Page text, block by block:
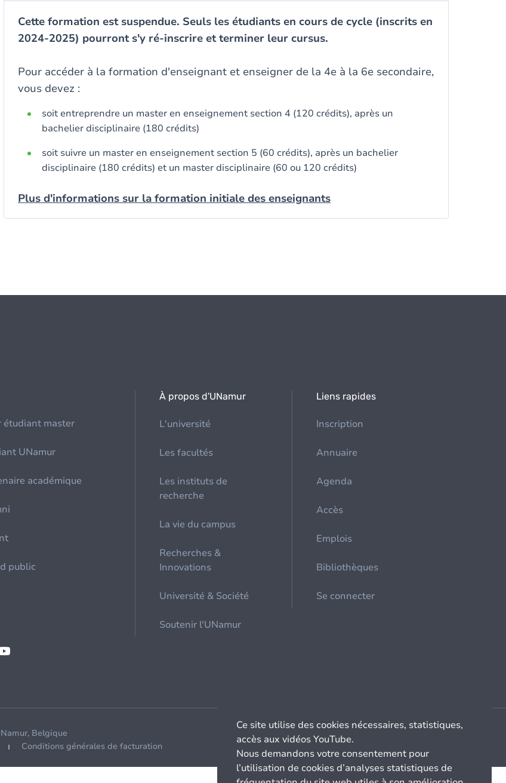
Cette formation est suspendue. Seuls les étudiants en cours de cycle (inscrits en
2024-2025) pourront s'y ré-inscrire et terminer leur cursus.
Pour accéder à la formation d'enseignant et enseigner de la 4e à la 6e secondaire,
vous devez :
soit entreprendre un master en enseignement section 4 (120 crédits), après un
bachelier disciplinaire (180 crédits)
soit suivre un master en enseignement section 5 (60 crédits), après un bachelier
disciplinaire (180 crédits) et un master disciplinaire (60 ou 120 crédits)
Plus d'informations sur la formation initiale des enseignants
étudiant master
UNamur
académique
public
À propos d'UNamur
L'université
Les facultés
Les instituts de
recherche
La vie du campus
Recherches &
Innovations
Université & Société
Soutenir l'UNamur
Liens rapides
Inscription
Annuaire
Agenda
Accès
Emplois
Bibliothèques
Se connecter
Belgique
Conditions générales de facturation
Ce site utilise des cookies nécessaires, statistiques,
accès aux vidéos YouTube.
Nous demandons votre consentement pour
l’utilisation de cookies d’analyses statistiques de